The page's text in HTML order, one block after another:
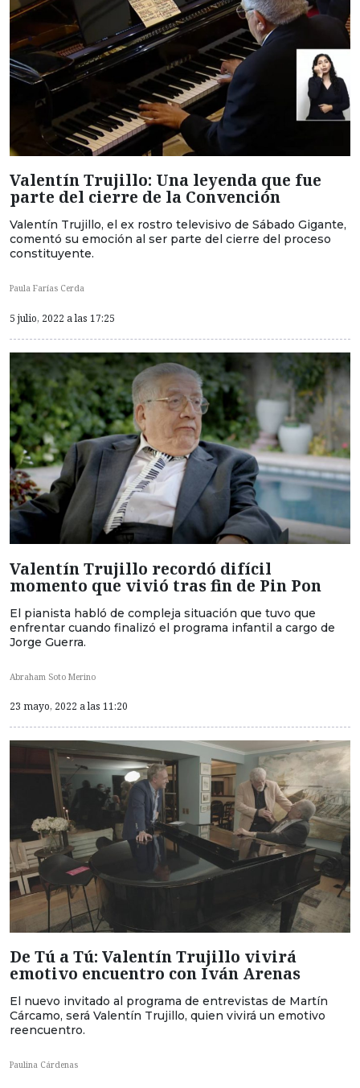
Valentín Trujillo: Una leyenda que fue
parte del cierre de la Convención
Valentín Trujillo, el ex rostro televisivo de Sábado Gigante,
comentó su emoción al ser parte del cierre del proceso
constituyente.
Paula Farías Cerda
5 julio, 2022 a las 17:25
Valentín Trujillo recordó difícil
momento que vivió tras fin de Pin Pon
El pianista habló de compleja situación que tuvo que
enfrentar cuando finalizó el programa infantil a cargo de
Jorge Guerra.
Abraham Soto Merino
23 mayo, 2022 a las 11:20
De Tú a Tú: Valentín Trujillo vivirá
emotivo encuentro con Iván Arenas
El nuevo invitado al programa de entrevistas de Martín
Cárcamo, será Valentín Trujillo, quien vivirá un emotivo
reencuentro.
Paulina Cárdenas